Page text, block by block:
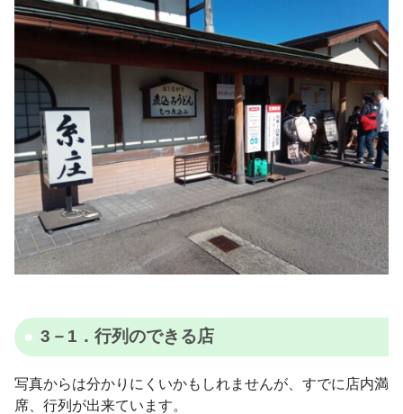
3－1．行列のできる店
写真からは分かりにくいかもしれませんが、すでに店内満
席、行列が出来ています。